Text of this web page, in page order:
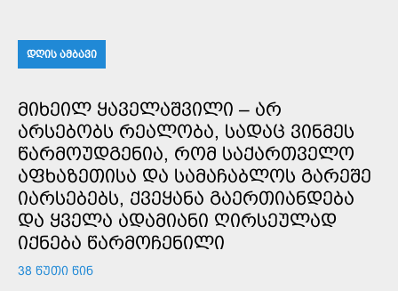
ᲓᲦᲘᲡ ᲐᲛᲑᲐᲕᲘ
ᲛᲘᲮᲔᲘᲚ ᲧᲐᲕᲔᲚᲐᲨᲕᲘᲚᲘ – ᲐᲠ
ᲐᲠᲡᲔᲑᲝᲑᲡ ᲠᲔᲐᲚᲝᲑᲐ, ᲡᲐᲓᲐᲪ ᲕᲘᲜᲛᲔᲡ
ᲬᲐᲠᲛᲝᲣᲓᲒᲔᲜᲘᲐ, ᲠᲝᲛ ᲡᲐᲥᲐᲠᲗᲕᲔᲚᲝ
ᲐᲤᲮᲐᲖᲔᲗᲘᲡᲐ ᲓᲐ ᲡᲐᲛᲐᲩᲐᲑᲚᲝᲡ ᲒᲐᲠᲔᲨᲔ
ᲘᲐᲠᲡᲔᲑᲔᲑᲡ, ᲥᲕᲔᲧᲐᲜᲐ ᲒᲐᲔᲠᲗᲘᲐᲜᲓᲔᲑᲐ
ᲓᲐ ᲧᲕᲔᲚᲐ ᲐᲓᲐᲛᲘᲐᲜᲘ ᲦᲘᲠᲡᲔᲣᲚᲐᲓ
ᲘᲥᲜᲔᲑᲐ ᲬᲐᲠᲛᲝᲩᲔᲜᲘᲚᲘ
38 ᲬᲣᲗᲘ ᲬᲘᲜ